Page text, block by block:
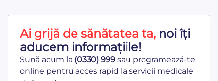
Ai grijă de sănătatea ta, noi îți
aducem informațiile!
Sună acum la (0330) 999 sau programează-te
online pentru acces rapid la servicii medicale